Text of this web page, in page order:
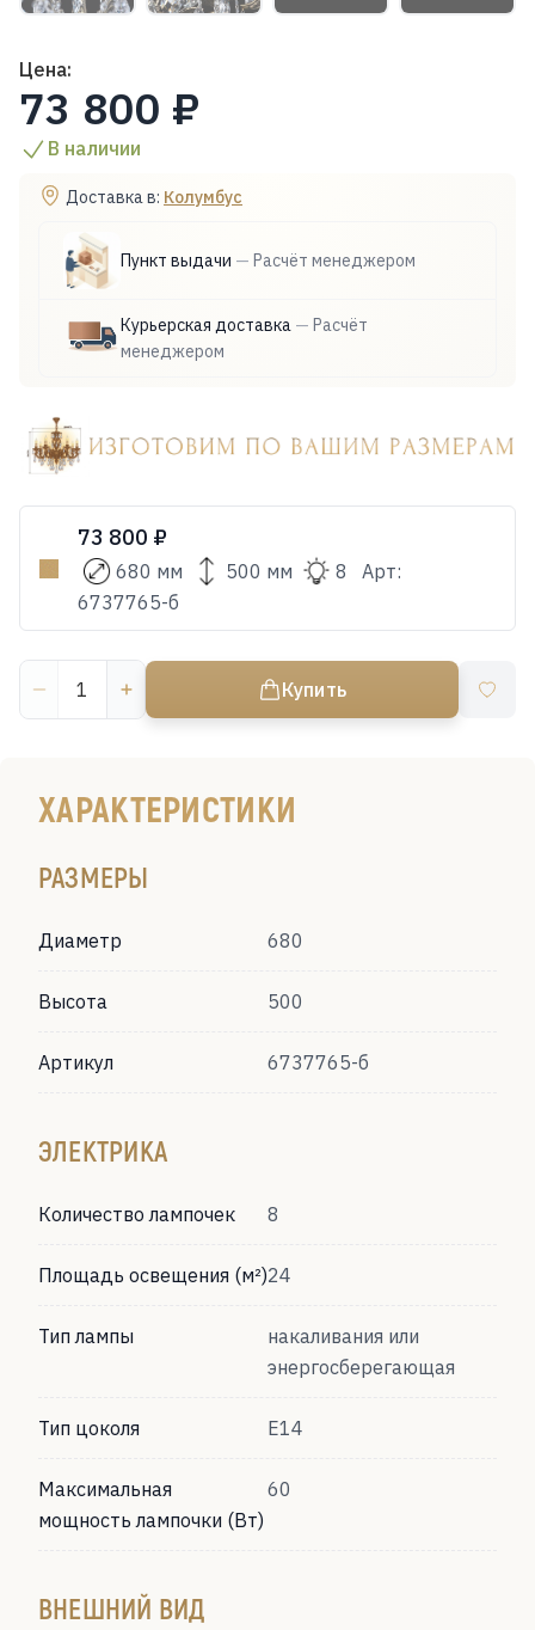
Цена:
73 800 ₽
В наличии
Доставка в: Колумбус
Пункт выдачи — Расчёт менеджером
Курьерская доставка — Расчёт
менеджером
73 800 ₽
680 мм 500 мм 8
Арт:
6737765-б
Купить
ХАРАКТЕРИСТИКИ
РАЗМЕРЫ
Диаметр 680
Высота 500
Артикул 6737765-б
ЭЛЕКТРИКА
Количество лампочек 8
Площадь освещения (м²)24
Тип лампы
накаливания или
энергосберегающая
Тип цоколя Е14
Максимальная
мощность лампочки (Вт)
60
ВНЕШНИЙ ВИД